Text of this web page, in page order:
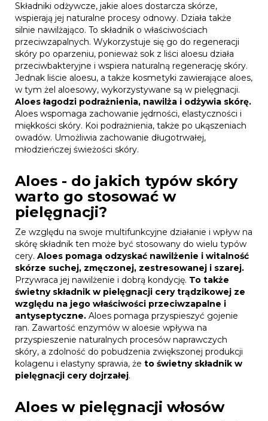
Składniki odżywcze, jakie aloes dostarcza skórze,
wspierają jej naturalne procesy odnowy. Działa także
silnie nawilżająco. To składnik o właściwościach
przeciwzapalnych. Wykorzystuje się go do regeneracji
skóry po oparzeniu, ponieważ sok z liści aloesu działa
przeciwbakteryjne i wspiera naturalną regenerację skóry.
Jednak liście aloesu, a także kosmetyki zawierające aloes,
w tym żel aloesowy, wykorzystywane są w pielęgnacji.
Aloes łagodzi podrażnienia, nawilża i odżywia skórę.
Aloes wspomaga zachowanie jędrności, elastyczności i
miękkości skóry. Koi podrażnienia, także po ukąszeniach
owadów. Umożliwia zachowanie długotrwałej,
młodzieńczej świeżości skóry.
Aloes - do jakich typów skóry
warto go stosować w
pielęgnacji?
Ze względu na swoje multifunkcyjne działanie i wpływ na
skórę składnik ten może być stosowany do wielu typów
cery. Aloes pomaga odzyskać nawilżenie i witalność
skórze suchej, zmęczonej, zestresowanej i szarej.
Przywraca jej nawilżenie i dobrą kondycję. To także
świetny składnik w pielęgnacji cery trądzikowej ze
względu na jego właściwości przeciwzapalne i
antyseptyczne. Aloes pomaga przyspieszyć gojenie
ran. Zawartość enzymów w aloesie wpływa na
przyspieszenie naturalnych procesów naprawczych
skóry, a zdolność do pobudzenia zwiększonej produkcji
kolagenu i elastyny sprawia, że to świetny składnik w
pielęgnacji cery dojrzałej.
Aloes w pielęgnacji włosów